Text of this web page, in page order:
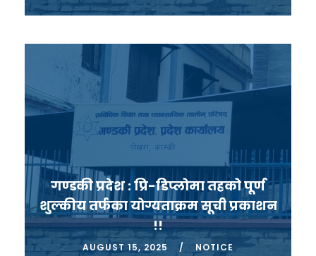
गण्डकी प्रदेश : प्रि-डिप्लोमा तहको पूर्ण
शुल्कीय तर्फका योग्यताक्रम सूची प्रकाशन
!!
AUGUST 15, 2025 NOTICE